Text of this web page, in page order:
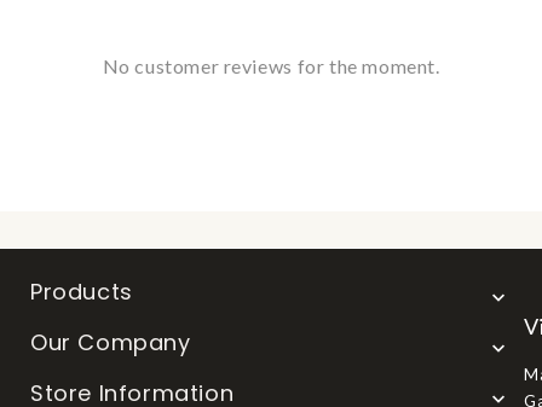
No customer reviews for the moment.
Products 
Our Company 
Store Information 